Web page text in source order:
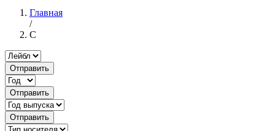
Главная
/
C
Отправить
Отправить
Отправить